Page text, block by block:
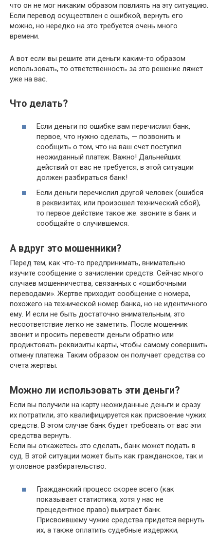
что он не мог никаким образом повлиять на эту ситуацию.
Если перевод осуществлен с ошибкой, вернуть его
можно, но нередко на это требуется очень много
времени.
А вот если вы решите эти деньги каким-то образом
использовать, то ответственность за это решение ляжет
уже на вас.
Что делать?
Если деньги по ошибке вам перечислил банк,
первое, что нужно сделать, — позвонить и
сообщить о том, что на ваш счет поступил
неожиданный платеж. Важно! Дальнейших
действий от вас не требуется, в этой ситуации
должен разбираться банк!
Если деньги перечислил другой человек (ошибся
в реквизитах, или произошел технический сбой),
то первое действие такое же: звоните в банк и
сообщайте о случившемся.
А вдруг это мошенники?
Перед тем, как что-то предпринимать, внимательно
изучите сообщение о зачислении средств. Сейчас много
случаев мошенничества, связанных с «ошибочными
переводами». Жертве приходит сообщение с номера,
похожего на технической номер банка, но не идентичного
ему. И если не быть достаточно внимательным, это
несоответствие легко не заметить. После мошенник
звонит и просить перевести деньги обратно или
продиктовать реквизиты карты, чтобы самому совершить
отмену платежа. Таким образом он получает средства со
счета жертвы.
Можно ли использовать эти деньги?
Если вы получили на карту неожиданные деньги и сразу
их потратили, это квалифицируется как присвоение чужих
средств. В этом случае банк будет требовать от вас эти
средства вернуть.
Если вы откажетесь это сделать, банк может подать в
суд. В этой ситуации может быть как гражданское, так и
уголовное разбирательство.
Гражданский процесс скорее всего (как
показывает статистика, хотя у нас не
прецедентное право) выиграет банк.
Присвоившему чужие средства придется вернуть
их, а также оплатить судебные издержки,